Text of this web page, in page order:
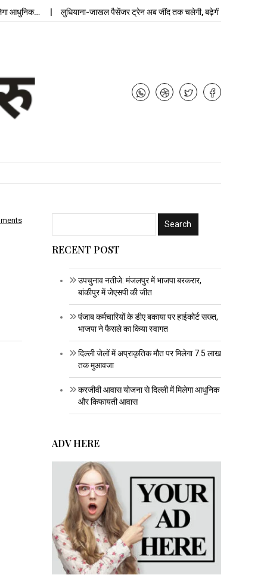
लुधियाना-जाखल पैसेंजर ट्रेन अब जींद तक चलेगी, बढ़ेगी…
RECENT POST
उपचुनाव नतीजे: मंजलपुर में भाजपा बरकरार,
बांकीपुर में जेएसपी की जीत
पंजाब कर्मचारियों के डीए बकाया पर हाईकोर्ट सख्त,
भाजपा ने फैसले का किया स्वागत
दिल्ली जेलों में अप्राकृतिक मौत पर मिलेगा 7.5 लाख
तक मुआवजा
करजीवी आवास योजना से दिल्ली में मिलेगा आधुनिक
और किफायती आवास
ADV HERE